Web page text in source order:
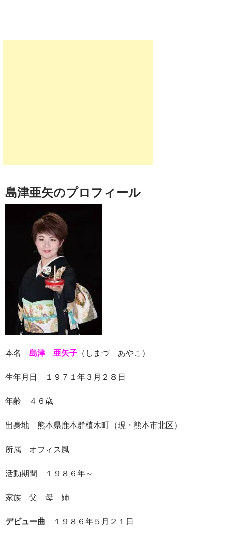
島津亜矢のプロフィール
本名 島津 亜矢子 （しまづ あやこ）
生年月日 １９７１年３月２８日
年齢 ４６歳
出身地 熊本県鹿本群植木町（現・熊本市北区）
所属 オフィス風
活動期間 １９８６年～
家族 父 母 姉
デビュー曲 １９８６年５月２１日